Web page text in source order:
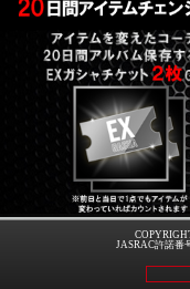
JASRAC許諾番